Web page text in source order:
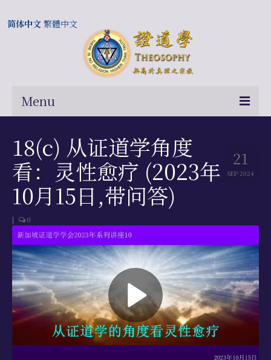
Menu
关于我们
常问问题
总部及历届会长
相关国际网站
伍廷芳与证道学在中国的历史
学习资源
书籍目录
视频资源
21
SEP 2024
18(c) 从证道学角度
看：灵性愈疗 (2023年
10月15日,带问答)
| 0
简体中文 繁體中文